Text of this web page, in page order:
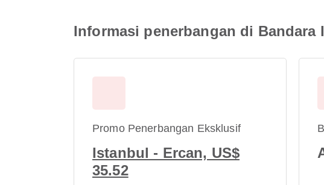
Informasi penerbangan di Bandara
Promo Penerbangan Eksklusif
Istanbul - Ercan, US$
35.52